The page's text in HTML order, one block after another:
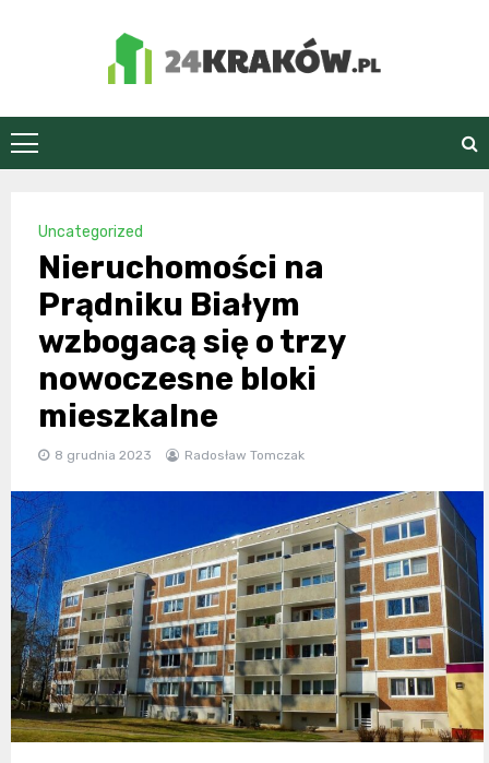
24Kraków.pl
Uncategorized
Nieruchomości na
Prądniku Białym
wzbogacą się o trzy
nowoczesne bloki
mieszkalne
8 grudnia 2023 Radosław Tomczak